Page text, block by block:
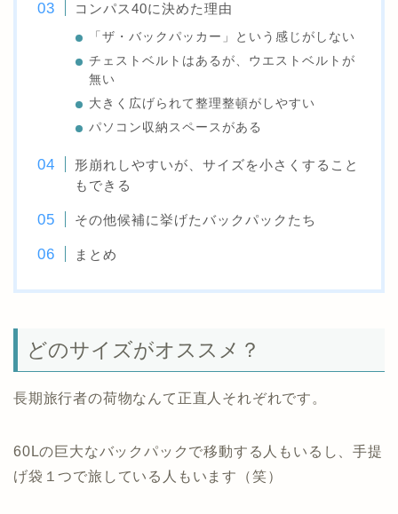
コンパス40に決めた理由
「ザ・バックパッカー」という感じがしない
チェストベルトはあるが、ウエストベルトが
無い
大きく広げられて整理整頓がしやすい
パソコン収納スペースがある
形崩れしやすいが、サイズを小さくすること
もできる
その他候補に挙げたバックパックたち
まとめ
どのサイズがオススメ？
長期旅行者の荷物なんて正直人それぞれです。
60Lの巨大なバックパックで移動する人もいるし、手提
げ袋１つで旅している人もいます（笑）